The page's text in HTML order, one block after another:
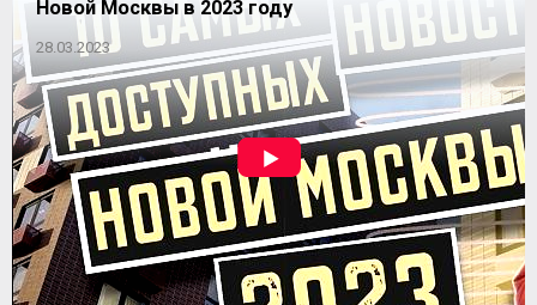
Новой Москвы в 2023 году
28.03.2023